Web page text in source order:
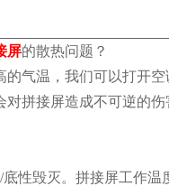
屏的散热问题？
的气温，我们可以打开
拼接屏造成不可逆的
性毁灭。拼接屏工作